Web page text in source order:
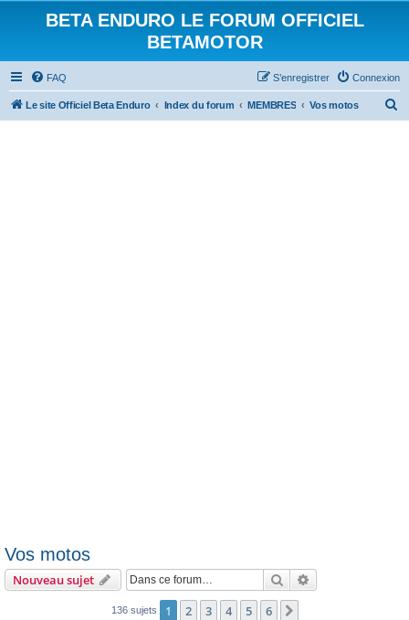
BETA ENDURO LE FORUM OFFICIEL
BETAMOTOR
FAQ Connexion
S’enregistrer
Le site Officiel Beta Enduro Index du forum MEMBRES Vos motos
Vos motos
Nouveau sujet Rechercher
136 sujets 1 2 3 4 5 6